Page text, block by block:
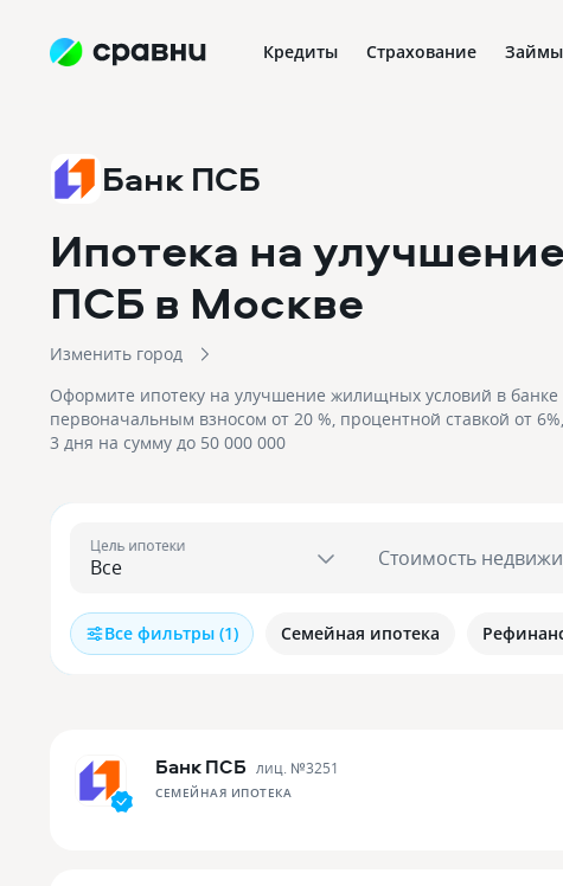
Кредиты Страхование Займы
Банк ПСБ
Ипотека на
ПСБ в Москве
Изменить город
Оформите ипотеку на улучшение жилищных условий в банке
первоначальным взносом от 20 %, процентной ставкой от
3 дня на сумму до 50 000 000
Цель ипотеки Стоимость
Все фильтры (1) Семейная ипотека
Банк ПСБ лиц. №3251
СЕМЕЙНАЯ ИПОТЕКА